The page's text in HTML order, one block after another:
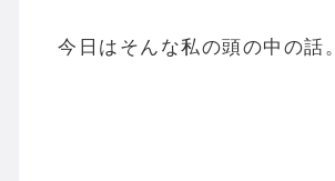
今日はそんな私の頭の中の話。